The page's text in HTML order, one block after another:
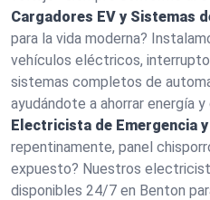
Cargadores EV y Sistemas
para la vida moderna?
vehículos eléctricos,
sistemas completos de
ayudándote a ahorrar energía y
Electricista de Emergencia
repentinamente, panel
expuesto? Nuestros
disponibles 24/7 en Benton